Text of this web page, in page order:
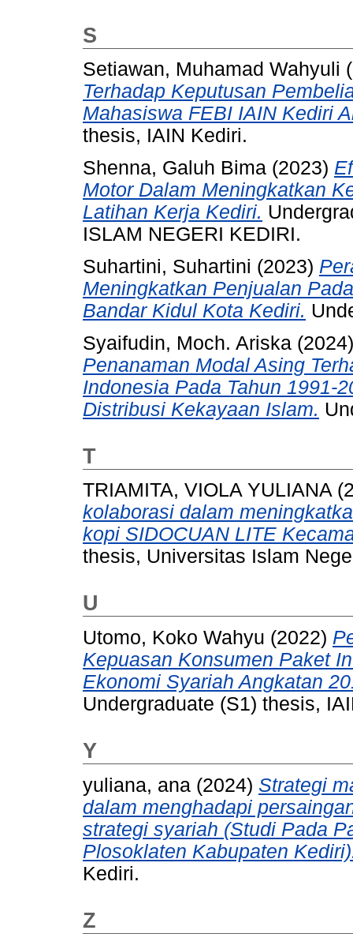
S
Setiawan, Muhamad Wahyuli
Terhadap Keputusan
Mahasiswa FEBI IAIN Kediri
thesis, IAIN Kediri.
Shenna, Galuh Bima (2023)
Motor Dalam Meningkatkan
Latihan Kerja Kediri.
ISLAM NEGERI KEDIRI.
Suhartini, Suhartini (2023)
Meningkatkan Penjualan
Bandar Kidul Kota Kediri.
Syaifudin, Moch. Ariska
Penanaman Modal Asing
Indonesia Pada Tahun 1991-
Distribusi Kekayaan Islam.
T
TRIAMITA, VIOLA YULIANA
kolaborasi dalam
kopi SIDOCUAN LITE
thesis, Universitas Islam
U
Utomo, Koko Wahyu (2022)
Kepuasan Konsumen Paket
Ekonomi Syariah Angkatan
Undergraduate (S1) thesis,
Y
yuliana, ana (2024) Strategi
dalam menghadapi
strategi syariah (Studi Pada
Plosoklaten Kabupaten
Kediri.
Z